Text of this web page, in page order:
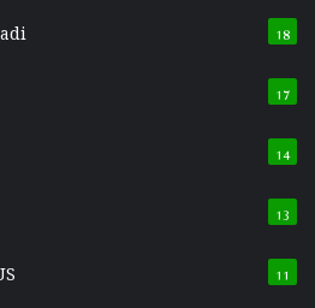
18
17
14
13
11